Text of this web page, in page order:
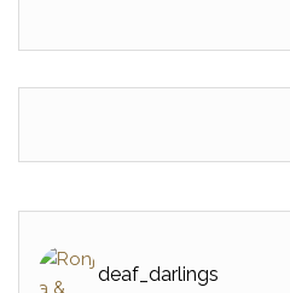
deaf_darlings